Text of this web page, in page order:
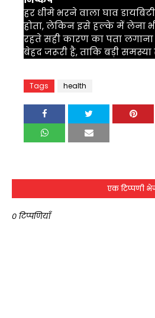
हर धीमे भरने वाला घाव
होता, लेकिन इसे हल्के में लेना
रहते सही कारण का पता
बेहद जरूरी है, ताकि बड़ी
Tags health
एक टिप्पणी
0 टिप्पणियाँ